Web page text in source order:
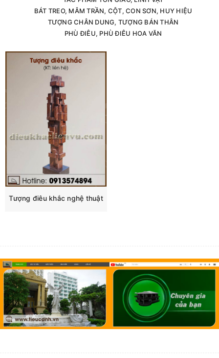
BÁT TREO, MÂM TRẦN, CỘT, CON SƠN, HUY HIỆU
TƯỢNG CHÂN DUNG, TƯỢNG BÁN THÂN
PHÙ ĐIÊU, PHÙ ĐIÊU HOA VĂN
Tượng điêu khắc nghệ thuật